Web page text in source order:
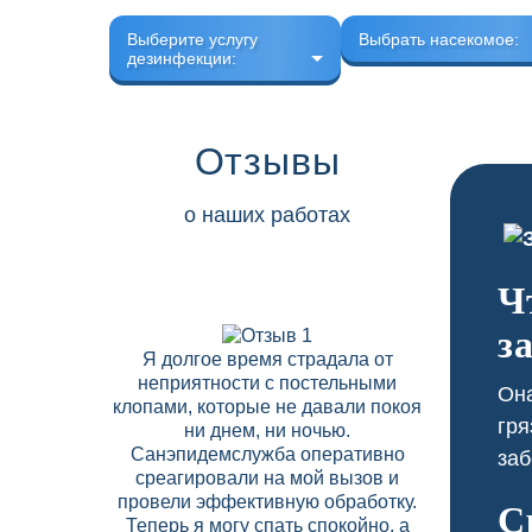
Выберите услугу
дезинфекции:
Выбрать насекомое:
Отзывы
о наших работах
Я долгое время страдала от
неприятности с постельными
клопами, которые не давали покоя
ни днем, ни ночью.
Санэпидемслужба оперативно
среагировали на мой вызов и
провели эффективную обработку.
Теперь я могу спать спокойно, а
В нашем
договор